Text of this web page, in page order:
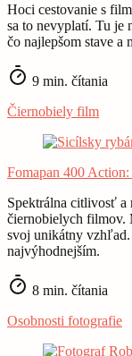
Hoci cestovanie s
sa to nevyplatí. Tu je
čo najlepšom stave a
9 min. čítania
Čiernobiely film
Fomapan 400
Spektrálna citlivosť a
čiernobielych filmov.
svoj unikátny
najvýhodnejším.
8 min. čítania
Osobnosti fotografie